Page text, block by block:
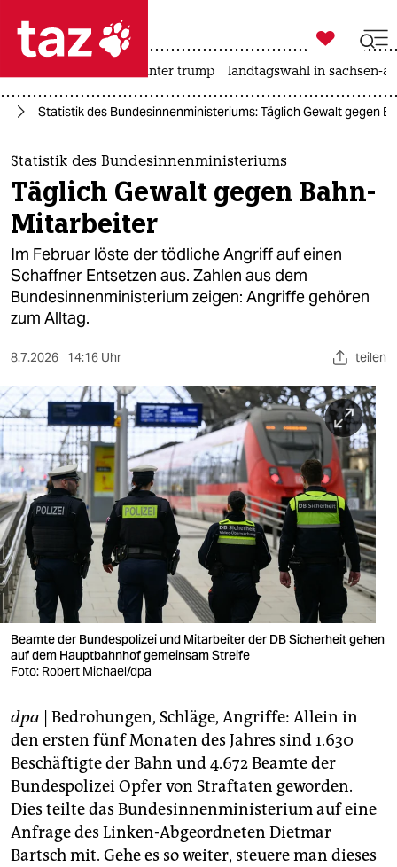
 taz zahl ich
taz zahl ich
themen
politik
öko
gesellschaft
kultur
sport
berlin
nord
wahrheit
verlag
verlag
veranstaltungen
shop
fragen & hilfe
abo
genossenschaft
epaper login

taz zahl ich
usa unter trump landtagswahl in sachsen-
Statistik des Bundesinnenministeriums: Täglich Gewalt gegen
Statistik des Bundesinnenministeriums
Täglich Gewalt gegen Bahn-
Mitarbeiter
Im Februar löste der tödliche Angriff auf einen
Schaffner Entsetzen aus. Zahlen aus dem
Bundesinnenministerium zeigen: Angriffe gehören
zum Alltag.
8.7.2026 14:16 Uhr teilen
Beamte der Bundespolizei und Mitarbeiter der DB Sicherheit gehen
auf dem Hauptbahnhof gemeinsam Streife
Foto: Robert Michael/dpa
dpa | Bedrohungen, Schläge, Angriffe: Allein in
den ersten fünf Monaten des Jahres sind 1.630
Beschäftigte der Bahn und 4.672 Beamte der
Bundespolizei Opfer von Straftaten geworden.
Dies teilte das Bundesinnenministerium auf eine
Anfrage des Linken-Abgeordneten Dietmar
Bartsch mit. Gehe es so weiter, steuere man dieses